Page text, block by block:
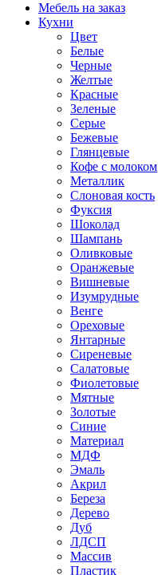
Мебель на заказ
Кухни
Цвет
Белые
Черные
Желтые
Красные
Зеленые
Серые
Бежевые
Глянцевые
Кофе с молоком
Металлик
Слоновая кость
Фуксия
Шоколад
Шампань
Оливковые
Оранжевые
Вишневые
Изумрудные
Венге
Ореховые
Янтарные
Сиреневые
Салатовые
Фиолетовые
Мятные
Золотые
Синие
Материал
МДФ
Эмаль
Акрил
Береза
Дерево
Дуб
ЛДСП
Массив
Пластик